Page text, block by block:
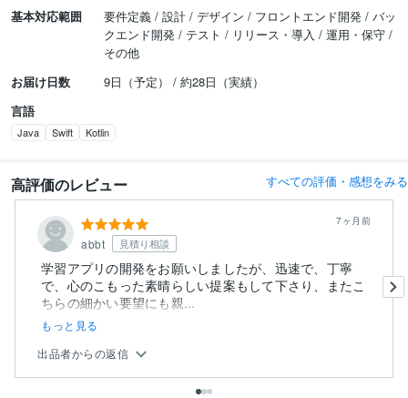
基本対応範囲
要件定義 / 設計 / デザイン / フロントエンド開発 / バッ
クエンド開発 / テスト / リリース・導入 / 運用・保守 /
その他
お届け日数
9日（予定） / 約28日（実績）
言語
Java Swift Kotlin
高評価のレビュー すべての評価・感想をみる
abbt 見積り相談
7ヶ月前
学習アプリの開発をお願いしましたが、迅速で、丁寧
で、心のこもった素晴らしい提案もして下さり、またこ
ちらの細かい要望にも親...
もっと見る
出品者からの返信